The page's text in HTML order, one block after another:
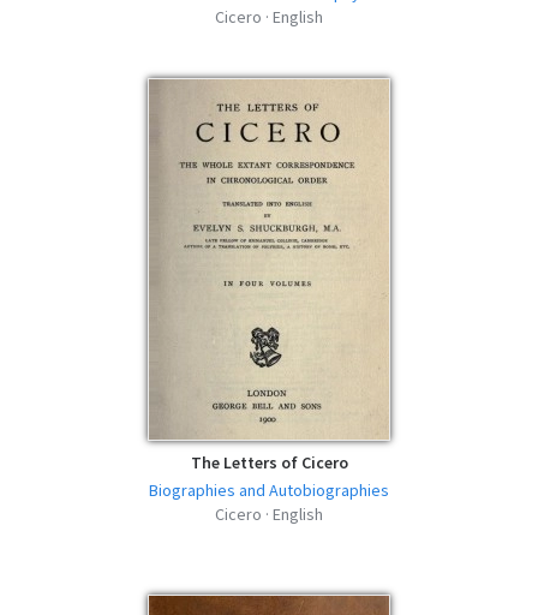
Cicero · English
The Letters of Cicero
Biographies and Autobiographies
Cicero · English